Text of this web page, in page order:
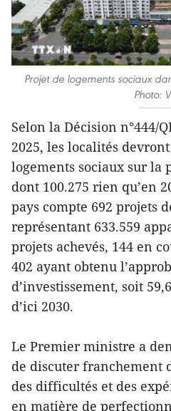
Projet de logements sociaux
Photo:
Selon la Décision n°444/
2025, les localités
logements sociaux sur la
dont 100.275 rien qu’en
pays compte 692 projets
représentant 633.559
projets achevés, 144 en
402 ayant obtenu
d’investissement, soit
d’ici 2030.
Le Premier ministre a
de discuter franchement
des difficultés et des
en matière de